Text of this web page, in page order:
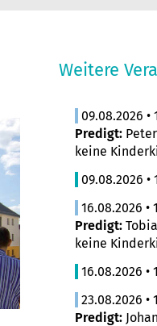
Weitere
09.08.2026 •
Predigt:
keine
09.08.2026 •
16.08.2026 •
Predigt:
keine
16.08.2026 •
23.08.2026 •
Predigt: